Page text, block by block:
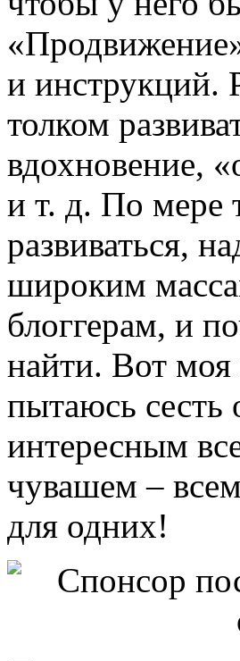
и инструкций.
толком
вдохновение,
и т. д. По мере
развиваться,
широким
блоггерам, и
найти. Вот
пытаюсь сесть
интересным
чувашем –
для одних!